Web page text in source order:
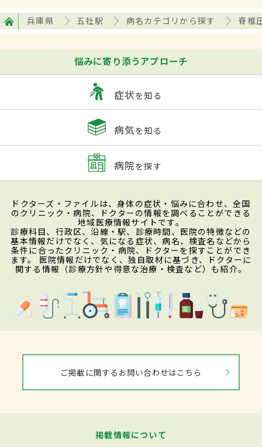
兵庫県 五社駅 病名カテゴリから探す 脊椎
悩みに寄り添うアプローチ
症状を知る
病気を知る
病院を探す
ドクターズ・ファイルは、身体の症状・悩みに合わせ、全国
のクリニック・病院、ドクターの情報を調べることができる
地域医療情報サイトです。
診療科目、行政区、沿線・駅、診療時間、医院の特徴などの
基本情報だけでなく、気になる症状、病名、検査名などから
条件に合ったクリニック・病院、ドクターを探すことができ
ます。 医院情報だけでなく、独自取材に基づき、ドクターに
関する情報（診療方針や得意な治療・検査など）も紹介。
ご掲載に関するお問い合わせはこちら
掲載情報について